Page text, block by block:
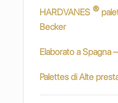
HARDVANES ®
Becker
Elaborato a Spagna
Palettes di Alte